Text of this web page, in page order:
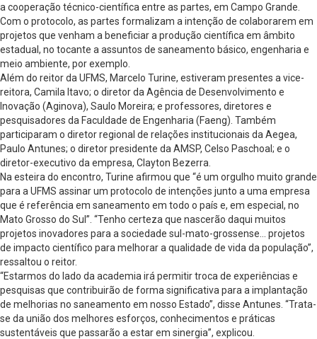
a cooperação técnico-científica entre as partes, em Campo Grande.
Com o protocolo, as partes formalizam a intenção de colaborarem em
projetos que venham a beneficiar a produção científica em âmbito
estadual, no tocante a assuntos de saneamento básico, engenharia e
meio ambiente, por exemplo.
Além do reitor da UFMS, Marcelo Turine, estiveram presentes a vice-
reitora, Camila Itavo; o diretor da Agência de Desenvolvimento e
Inovação (Aginova), Saulo Moreira; e professores, diretores e
pesquisadores da Faculdade de Engenharia (Faeng). Também
participaram o diretor regional de relações institucionais da Aegea,
Paulo Antunes; o diretor presidente da AMSP, Celso Paschoal; e o
diretor-executivo da empresa, Clayton Bezerra.
Na esteira do encontro, Turine afirmou que “é um orgulho muito grande
para a UFMS assinar um protocolo de intenções junto a uma empresa
que é referência em saneamento em todo o país e, em especial, no
Mato Grosso do Sul”. “Tenho certeza que nascerão daqui muitos
projetos inovadores para a sociedade sul-mato-grossense… projetos
de impacto científico para melhorar a qualidade de vida da população”,
ressaltou o reitor.
“Estarmos do lado da academia irá permitir troca de experiências e
pesquisas que contribuirão de forma significativa para a implantação
de melhorias no saneamento em nosso Estado”, disse Antunes. “Trata-
se da união dos melhores esforços, conhecimentos e práticas
sustentáveis que passarão a estar em sinergia”, explicou.